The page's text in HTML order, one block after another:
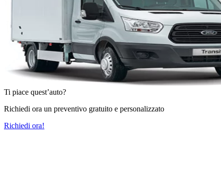
Ti piace quest’auto?
Richiedi ora un preventivo gratuito e personalizzato
Richiedi ora!